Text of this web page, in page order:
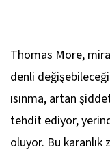
Thomas More,
denli
ısınma, artan
tehdit ediyor,
oluyor. Bu